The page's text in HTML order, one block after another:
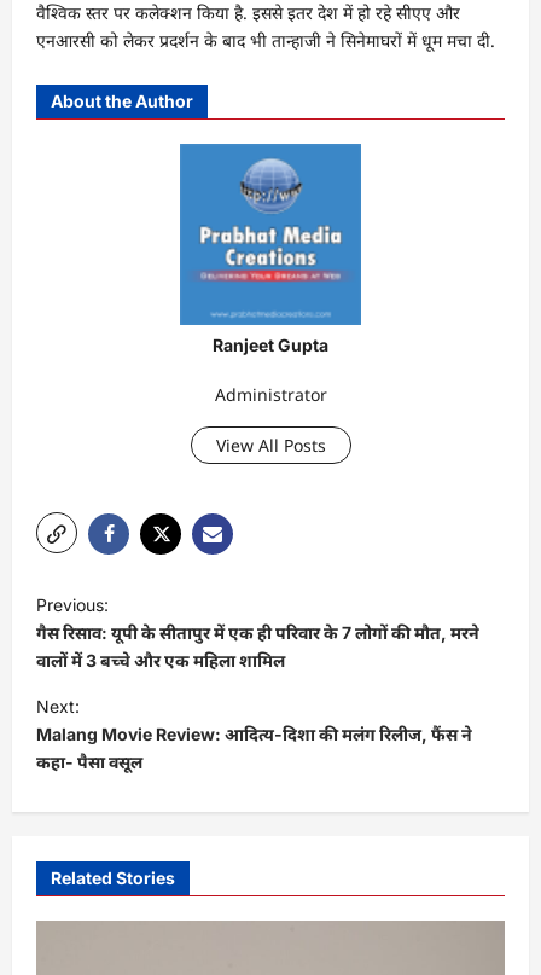
वैश्विक स्तर पर कलेक्शन किया है. इससे इतर देश में हो रहे सीएए और
एनआरसी को लेकर प्रदर्शन के बाद भी तान्हाजी ने सिनेमाघरों में धूम मचा दी.
About the Author
Ranjeet Gupta
Administrator
View All Posts
o
s
t
n
a
v
g
a
Previous:
गैस रिसाव: यूपी के सीतापुर में एक ही परिवार के 7 लोगों की मौत, मरने
वालों में 3 बच्चे और एक महिला शामिल
Next:
Malang Movie Review: आदित्य-दिशा की मलंग रिलीज, फैंस ने
कहा- पैसा वसूल
Related Stories